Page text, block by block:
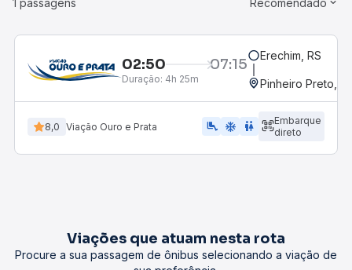
1 passagens Recomendado
02:50 07:15
Duração: 4h 25m
Erechim, RS
Pinheiro Preto,
8,0 Viação Ouro e Prata airline_seat_legroom_extra ac_unit WC
Embarque
direto
Viações que atuam nesta rota
Procure a sua passagem de ônibus selecionando a viação de